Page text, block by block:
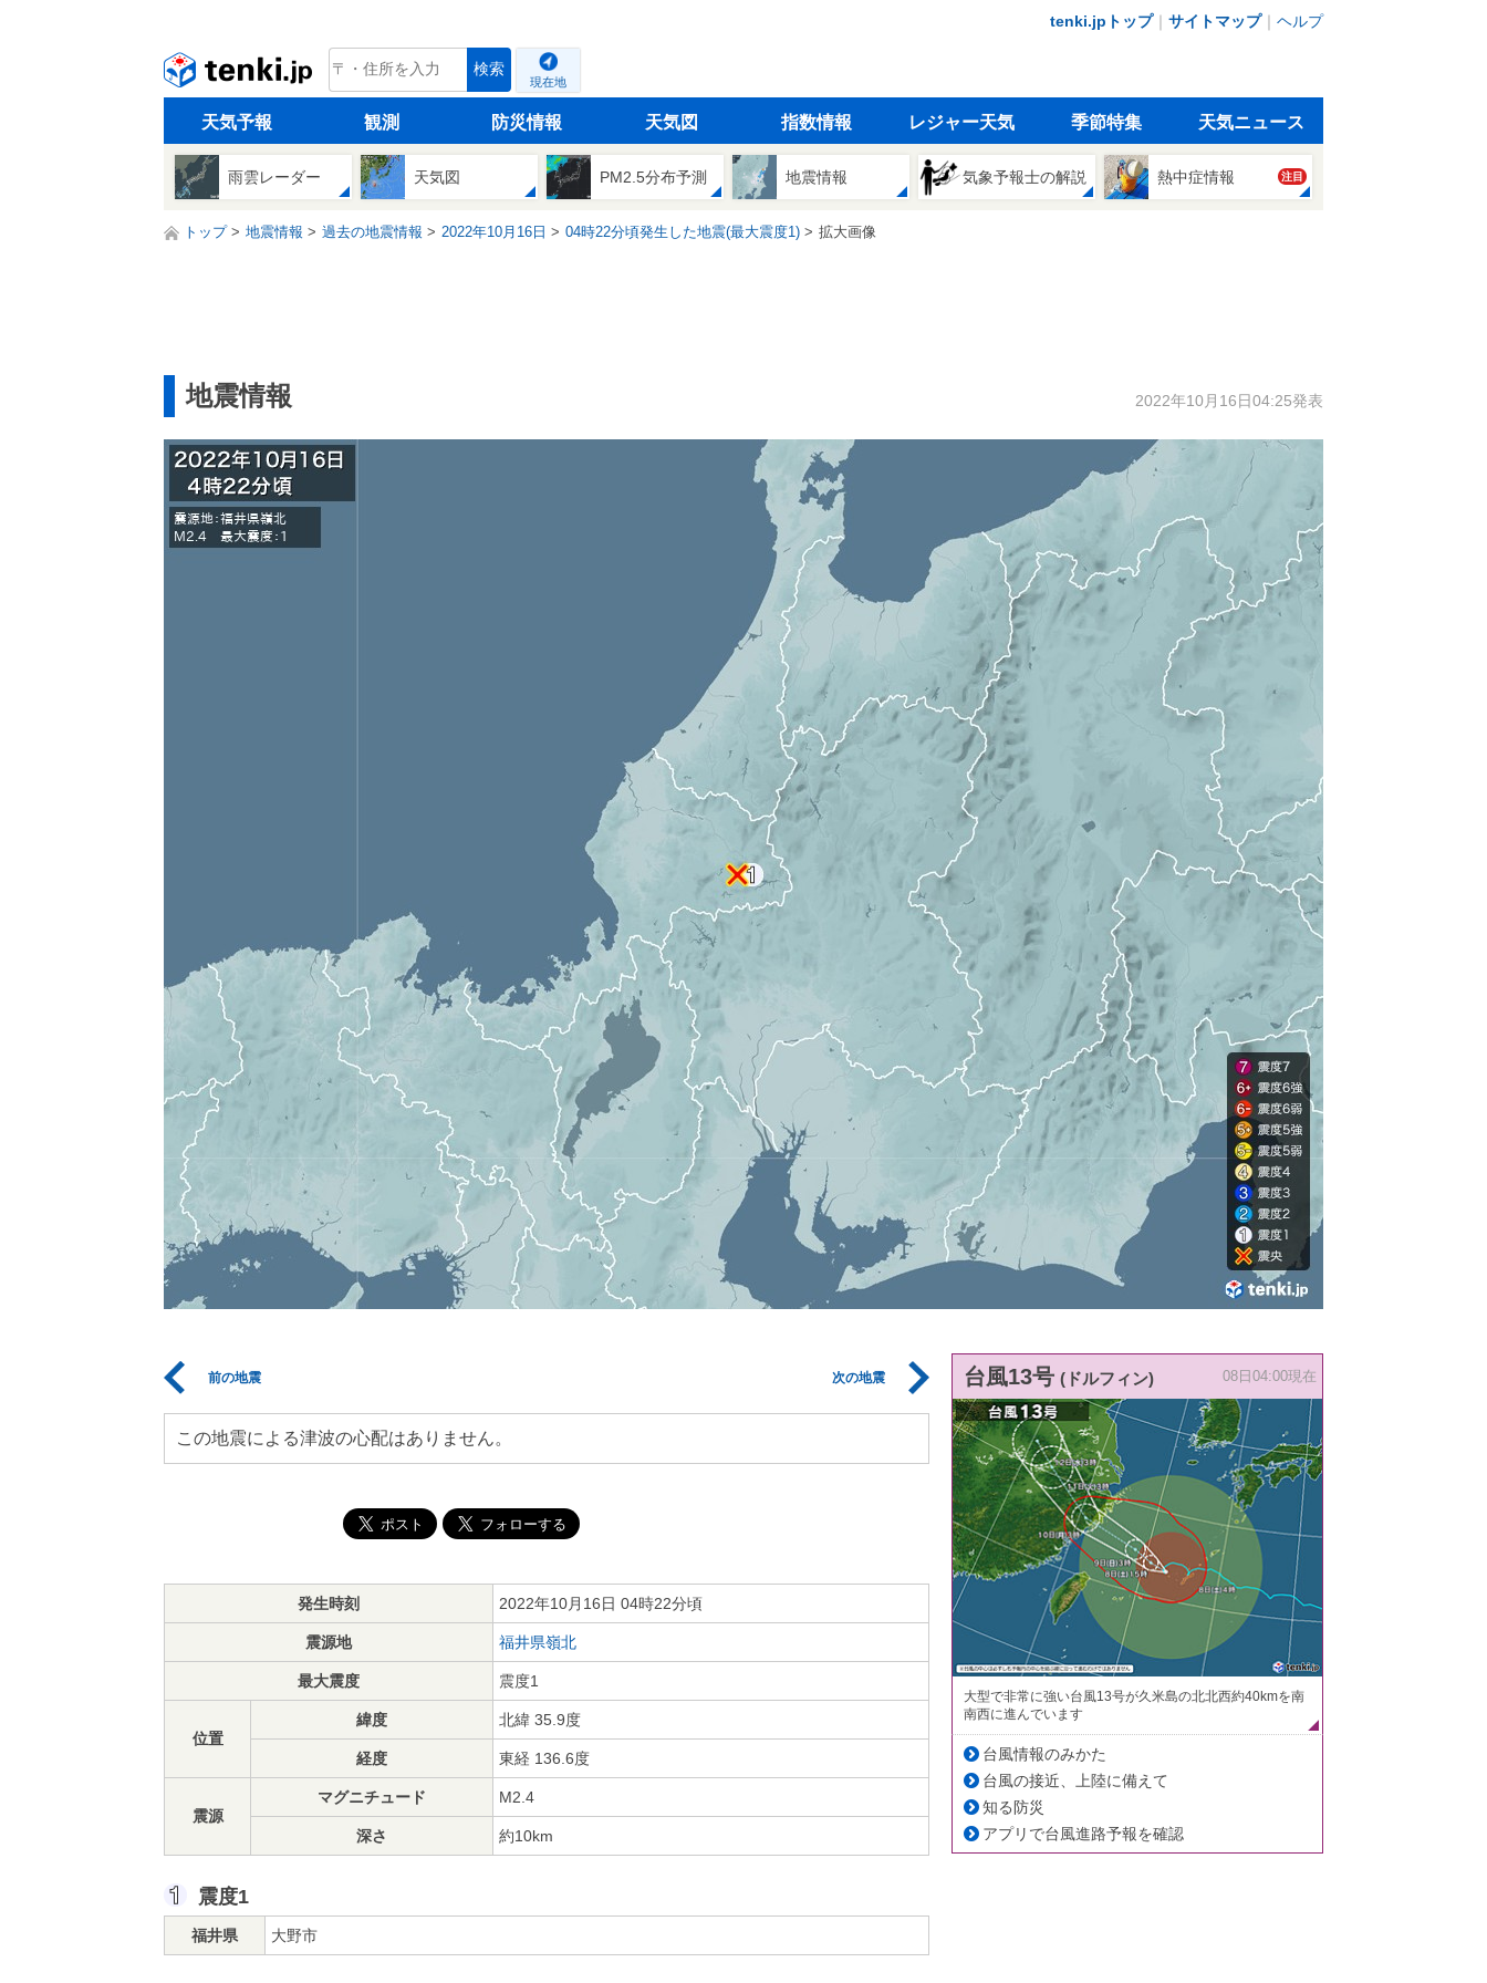
tenki.jpトップ｜ サイトマップ｜ ヘルプ
tenki.jp 検索
現在地
天気予報 観測 防災情報 天気図 指数情報 レジャー天気 季節特集 天気ニュース
雨雲レーダー 天気図 PM2.5分布予測 地震情報 気象予報士の解説 熱中症情報 注目
トップ 地震情報 過去の地震情報 2022年10月16日 04時22分頃発生した地震(最大震度1) 拡大画像
地震情報 2022年10月16日04:25発表
前の地震 次の地震
この地震による津波の心配はありません。
発生時刻 2022年10月16日 04時22分頃
震源地 福井県嶺北
最大震度 震度1
位置
緯度 北緯 35.9度
経度 東経 136.6度
震源
マグニチュード M2.4
深さ 約10km
震度1
福井県 大野市
台風13号 (ドルフィン) 08日04:00現在
大型で非常に強い台風13号が久米島の北北西約40kmを南
南西に進んでいます
台風情報のみかた
台風の接近、上陸に備えて
知る防災
アプリで台風進路予報を確認